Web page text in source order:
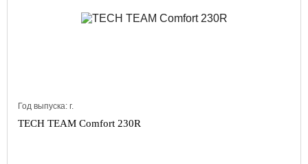
Год выпуска: г.
TECH TEAM Comfort 230R